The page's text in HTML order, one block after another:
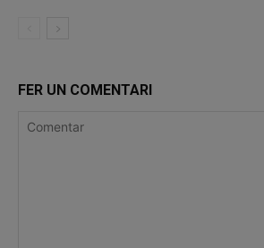
FER UN COMENTARI